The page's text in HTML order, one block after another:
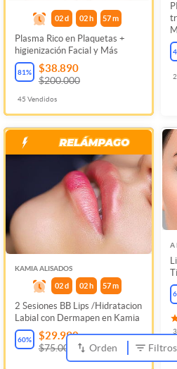
02 d 02 h 57m
Plasma Rico en Plaquetas +
higienización Facial y Más
81% $38.890
$200.000
45 Vendidos
KAMIA ALISADOS
02 d 02 h 57m
2 Sesiones BB Lips /Hidratacion
Labial con Dermapen en Kamia
60% $29.990
$75.000
A
Orden Filtros